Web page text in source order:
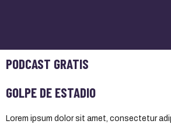
PODCAST GRATIS
GOLPE DE ESTADIO
Lorem ipsum dolor sit amet, consectetur